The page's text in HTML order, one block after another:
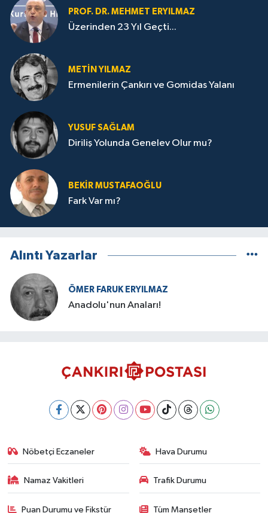
PROF. DR. MEHMET ERYILMAZ
Üzerinden 23 Yıl Geçti...
METIN YILMAZ
Ermenilerin Çankırı ve Gomidas Yalanı
YUSUF SAĞLAM
Diriliş Yolunda Genelev Olur mu?
BEKIR MUSTAFAOĞLU
Fark Var mı?
Alıntı Yazarlar
ÖMER FARUK ERYILMAZ
Anadolu'nun Anaları!
Nöbetçi Eczaneler Hava Durumu
Namaz Vakitleri Trafik Durumu
Puan Durumu ve Fikstür Tüm Manşetler